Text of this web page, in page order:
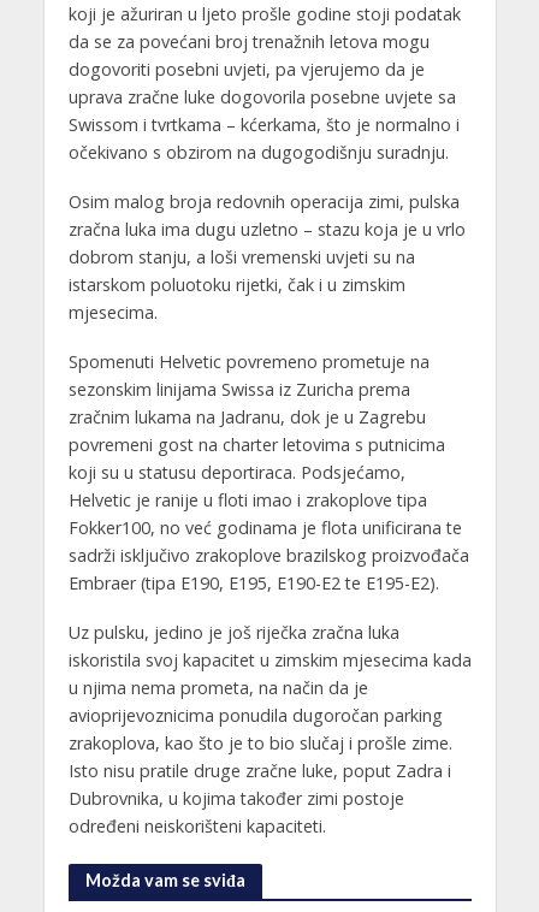
koji je ažuriran u ljeto prošle godine stoji podatak
da se za povećani broj trenažnih letova mogu
dogovoriti posebni uvjeti, pa vjerujemo da je
uprava zračne luke dogovorila posebne uvjete sa
Swissom i tvrtkama – kćerkama, što je normalno i
očekivano s obzirom na dugogodišnju suradnju.
Osim malog broja redovnih operacija zimi, pulska
zračna luka ima dugu uzletno – stazu koja je u vrlo
dobrom stanju, a loši vremenski uvjeti su na
istarskom poluotoku rijetki, čak i u zimskim
mjesecima.
Spomenuti Helvetic povremeno prometuje na
sezonskim linijama Swissa iz Zuricha prema
zračnim lukama na Jadranu, dok je u Zagrebu
povremeni gost na charter letovima s putnicima
koji su u statusu deportiraca. Podsjećamo,
Helvetic je ranije u floti imao i zrakoplove tipa
Fokker100, no već godinama je flota unificirana te
sadrži isključivo zrakoplove brazilskog proizvođača
Embraer (tipa E190, E195, E190-E2 te E195-E2).
Uz pulsku, jedino je još riječka zračna luka
iskoristila svoj kapacitet u zimskim mjesecima kada
u njima nema prometa, na način da je
avioprijevoznicima ponudila dugoročan parking
zrakoplova, kao što je to bio slučaj i prošle zime.
Isto nisu pratile druge zračne luke, poput Zadra i
Dubrovnika, u kojima također zimi postoje
određeni neiskorišteni kapaciteti.
Možda vam se sviđa